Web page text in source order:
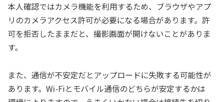
本人確認ではカメラ機能を利用するため、ブラウザやアプ
リのカメラアクセス許可が必要になる場合があります。許
可を拒否したままだと、撮影画面が開けないことがありま
す。
また、通信が不安定だとアップロードに失敗する可能性が
あります。Wi-Fiとモバイル通信のどちらが安定するかは